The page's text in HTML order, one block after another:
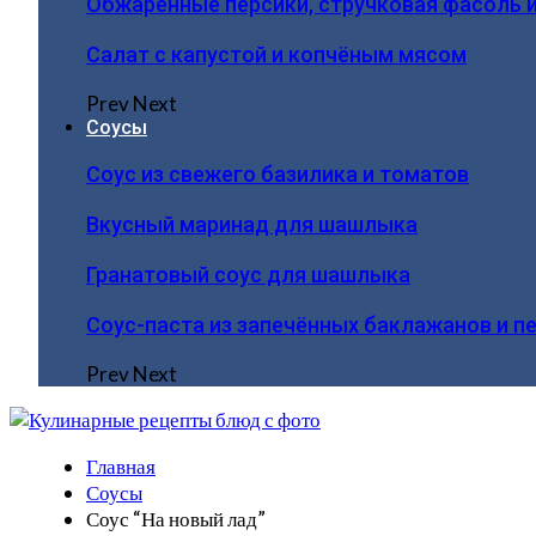
Салат с капустой и копчёным мясом
PrevNext
Соусы
Соус из свежего базилика и томатов
Вкусный маринад для шашлыка
Гранатовый соус для шашлыка
Соус-паста из запечённых баклажанов и
PrevNext
Главная
Соусы
Соус “На новый лад”